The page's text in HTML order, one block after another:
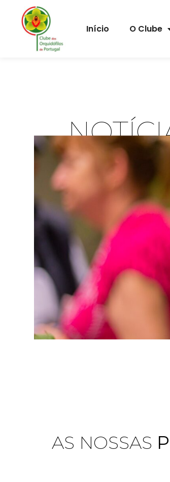
Início O Clube
AS NOSSAS